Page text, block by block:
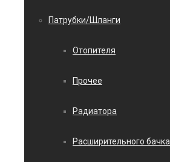
Патрубки/Шланги
Отопителя
Прочее
Радиатора
Расширительного бачка